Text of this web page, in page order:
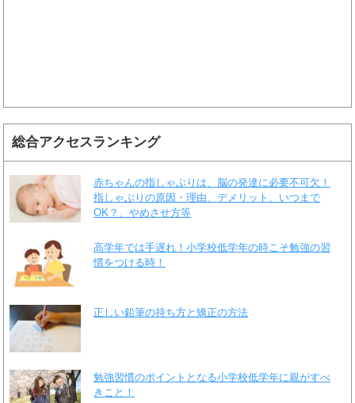
総合アクセスランキング
赤ちゃんの指しゃぶりは、脳の発達に必要不可欠！
指しゃぶりの原因・理由、デメリット、いつまで
OK？、やめさせ方等
高学年では手遅れ！小学校低学年の時こそ勉強の習
慣をつける時！
正しい鉛筆の持ち方と矯正の方法
勉強習慣のポイントとなる小学校低学年に親がすべ
きこと！